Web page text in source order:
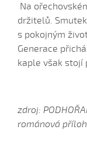
Nechoď k
Nechoď
Nedávaj
Nevím si
Na
držitelů.
s pokojným
Generace
kaple však stojí
zdroj:
románová